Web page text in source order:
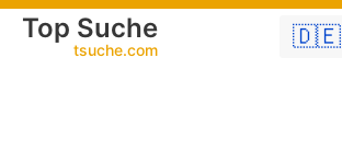
🇩🇪
Top Suche
tsuche.com